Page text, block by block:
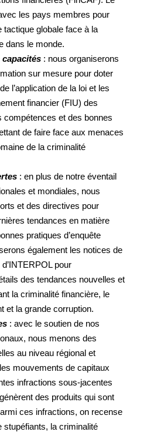
les pays membres pour
tactique globale face à la
dans le monde.
: nous organiserons
sur mesure pour doter
l’application de la loi et les
financier (FIU) des
compétences et des bonnes
de faire face aux menaces
de la criminalité
: en plus de notre éventail
et mondiales, nous
et des directives pour
tendances en matière
pratiques d’enquête
également les notices de
pour
des tendances nouvelles et
la criminalité financière, le
et la grande corruption.
: avec le soutien de nos
nous menons des
au niveau régional et
mouvements de capitaux
infractions sous-jacentes
des produits qui sont
ces infractions, on recense
stupéfiants, la criminalité